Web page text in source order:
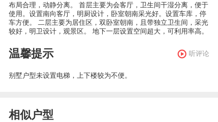
布局合理，动静分离。 首层主要为会客厅，卫生间干湿分离，便于
使用。设置南向客厅，明厨设计，卧室朝南采光好。设置车库，停
车方便。 二层主要为居住区，双卧室朝南，且带独立卫生间，采光
较好，明卫设计，观景区。 地下一层设置空间超大，可利用率高。
温馨提示 听评论
别墅户型未设置电梯，上下楼较为不便。
相似户型